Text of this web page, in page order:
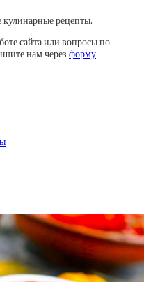
кулинарные рецепты.
сайта или вопросы по
нам через форму